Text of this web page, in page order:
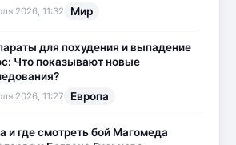
2026, 11:32 Мир
для похудения и выпадение
Что показывают новые
2026, 11:27 Европа
и где смотреть бой Магомеда